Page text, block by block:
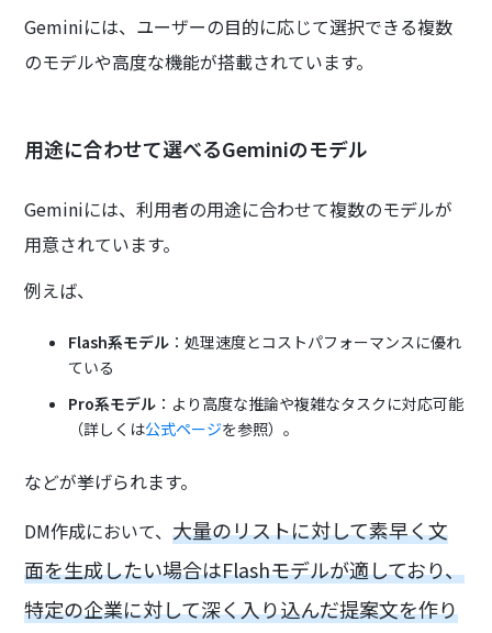
Geminiには、ユーザーの目的に応じて選択できる複数
のモデルや高度な機能が搭載されています。
用途に合わせて選べるGeminiのモデル
Geminiには、利用者の用途に合わせて複数のモデルが
用意されています。
例えば、
Flash系モデル ：処理速度とコストパフォーマンスに優れ
ている
Pro系モデル ：より高度な推論や複雑なタスクに対応可能
（詳しくは公式ページを参照）。
などが挙げられます。
DM作成において、大量のリストに対して素早く文
面を生成したい場合はFlashモデルが適しており、
特定の企業に対して深く入り込んだ提案文を作り